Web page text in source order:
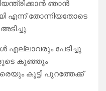
ഞാൻ
എന്ന് തോന്നിയതോടെ
പേടിച്ചു
കുഞ്ഞും
കൂട്ടി പുറത്തേക്ക്